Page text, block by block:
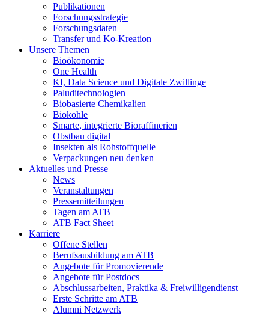
Publikationen
Forschungsstrategie
Forschungsdaten
Transfer und Ko-Kreation
Unsere Themen
Bioökonomie
One Health
KI, Data Science und Digitale Zwillinge
Paluditechnologien
Biobasierte Chemikalien
Biokohle
Smarte, integrierte Bioraffinerien
Obstbau digital
Insekten als Rohstoffquelle
Verpackungen neu denken
Aktuelles und Presse
News
Veranstaltungen
Pressemitteilungen
Tagen am ATB
ATB Fact Sheet
Karriere
Offene Stellen
Berufsausbildung am ATB
Angebote für Promovierende
Angebote für Postdocs
Abschlussarbeiten, Praktika & Freiwilligendienst
Erste Schritte am ATB
Alumni Netzwerk